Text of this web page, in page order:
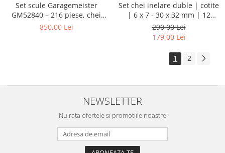
Set scule Garagemeister
GM52840 – 216 piese, chei
tubulare 1/4”, 3/8”, 1/2”, biți,
850,00 Lei
Set chei inelare duble | cotite
| 6 x 7 - 30 x 32 mm | 12
piese
290,00 Lei
179,00 Lei
1 2
NEWSLETTER
Nu rata ofertele si promotiile noastre